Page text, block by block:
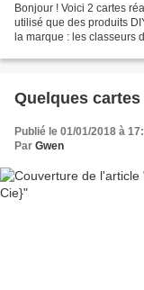
Bonjour ! Voici 2 cartes
utilisé que des produits
la marque : les classeurs
Quelques
Publié le 01/01/2018 à
Par Gwen